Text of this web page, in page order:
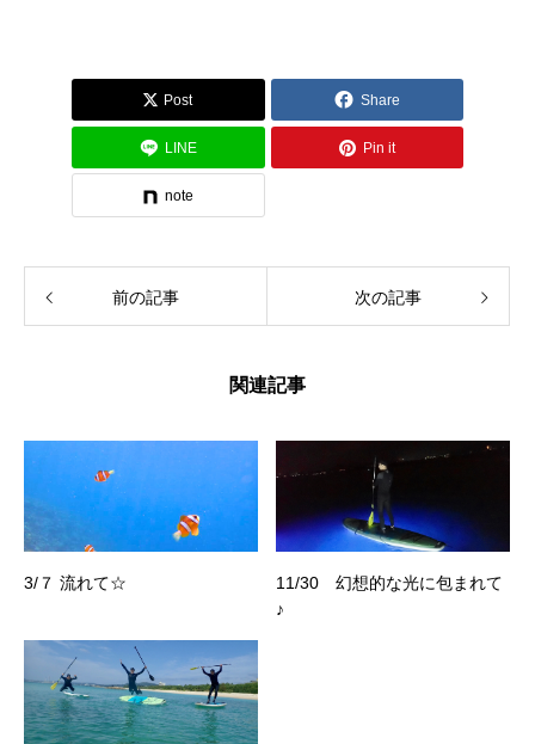
Post Share
LINE Pin it
note
前の記事 次の記事
関連記事
3/７ 流れて☆
11/30 幻想的な光に包まれて
♪